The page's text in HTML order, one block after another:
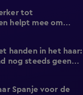
tot
helpt mee om
voorkomen
handen in het haar:
nog steeds geen
Spanje voor de